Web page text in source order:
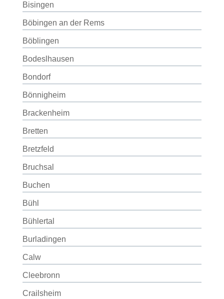
Bisingen
Böbingen an der Rems
Böblingen
Bodeslhausen
Bondorf
Bönnigheim
Brackenheim
Bretten
Bretzfeld
Bruchsal
Buchen
Bühl
Bühlertal
Burladingen
Calw
Cleebronn
Crailsheim